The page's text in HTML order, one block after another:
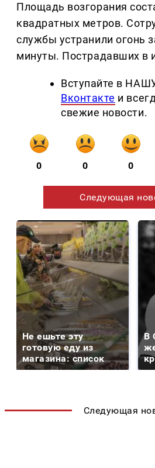
Площадь возгорания
квадратных метров.
службы устранили огонь
минуты. Пострадавших в
Вступайте в
Вконтакте и
свежие новости.
0 0 0
Следующая
Не ешьте эту
готовую еду из
магазина: список
В
Следующая